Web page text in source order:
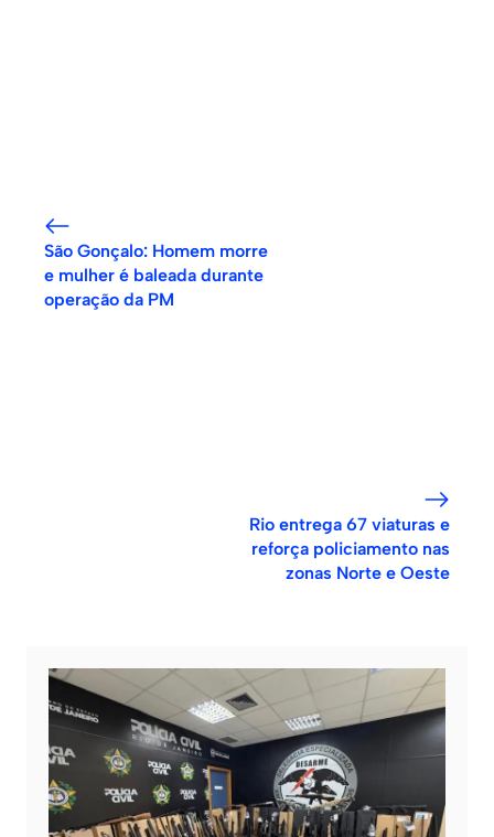
São Gonçalo: Homem morre
e mulher é baleada durante
operação da PM
Rio entrega 67 viaturas e
reforça policiamento nas
zonas Norte e Oeste